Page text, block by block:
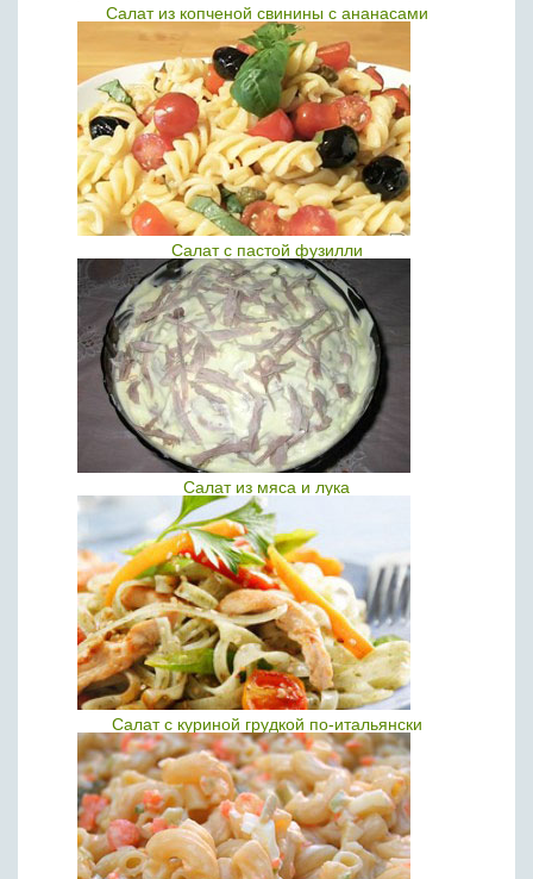
Салат из копченой свинины с ананасами
Салат с пастой фузилли
Салат из мяса и лука
Салат с куриной грудкой по-итальянски